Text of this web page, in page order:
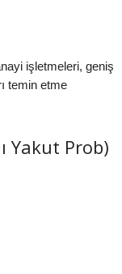
işletmeleri, geniş
temin etme
Yakut Prob)